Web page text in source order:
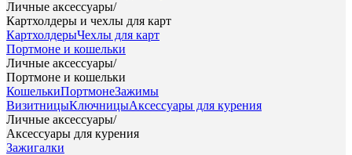
Личные аксессуары/
Картхолдеры и чехлы для карт
КартхолдерыЧехлы для карт
Портмоне и кошельки
Личные аксессуары/
Портмоне и кошельки
КошелькиПортмонеЗажимы
ВизитницыКлючницыАксессуары для курения
Личные аксессуары/
Аксессуары для курения
Зажигалки